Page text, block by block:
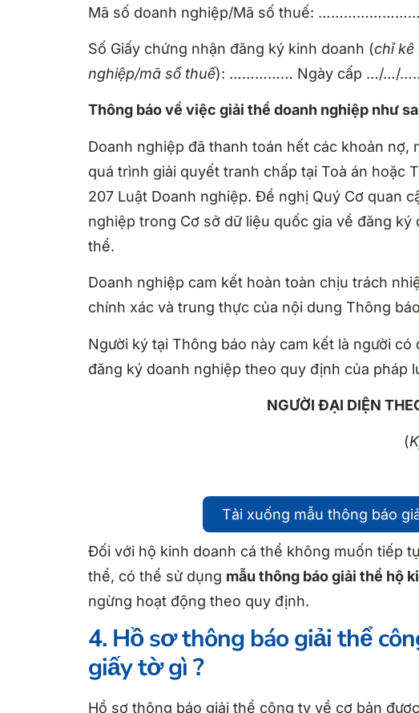
Mã số doanh nghiệp/Mã số thuế:
Số Giấy chứng nhận đăng ký kinh doanh (chỉ kê
nghiệp/mã số thuế): …………… Ngày cấp …/…/
Thông báo về việc giải thể doanh nghiệp như
Doanh nghiệp đã thanh toán hết các khoản nợ,
quá trình giải quyết tranh chấp tại Toà án hoặc
207 Luật Doanh nghiệp. Đề nghị Quý Cơ quan
nghiệp trong Cơ sở dữ liệu quốc gia về đăng
thể.
Doanh nghiệp cam kết hoàn toàn chịu trách
chính xác và trung thực của nội dung Thông
Người ký tại Thông báo này cam kết là người
đăng ký doanh nghiệp theo quy định của pháp
NGƯỜI ĐẠI DIỆN THEO PHÁP
(
Tải xuống mẫu thông báo
Đối với hộ kinh doanh cá thể không muốn tiếp
thể, có thể sử dụng mẫu thông báo giải thể hộ
ngừng hoạt động theo quy định.
4. Hồ sơ thông báo giải thể
giấy tờ gì ?
Hồ sơ thông báo giải thể công ty về cơ bản